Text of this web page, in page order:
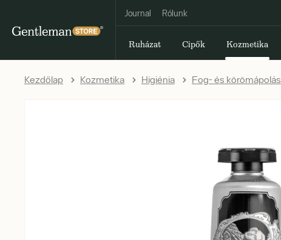
Journal Rólunk
Ruházat Cipők Kozmetika
Kezdőlap Kozmetika Higiénia Fog- és körömápolás